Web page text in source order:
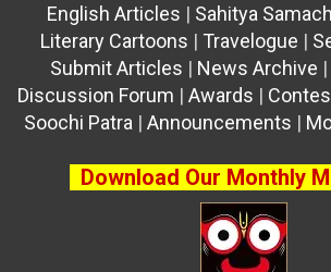
English Articles | Sahitya
Literary Cartoons | Travelogue |
Submit Articles | News Archive |
Discussion Forum | Awards |
Soochi Patra | Announcements |
Download Our Monthly